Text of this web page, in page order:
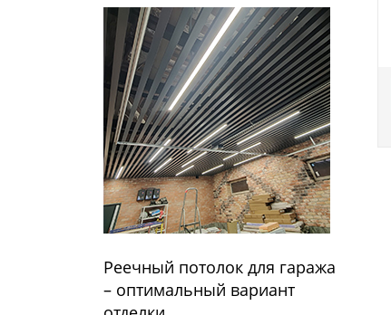
Реечный потолок для гаража
– оптимальный вариант